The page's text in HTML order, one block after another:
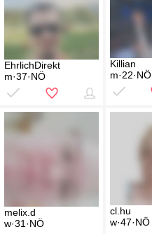
EhrlichDirekt
m·37·NÖ
Killian
m·22·NÖ
melix.d
w·31·NÖ
cl.hu
w·47·NÖ